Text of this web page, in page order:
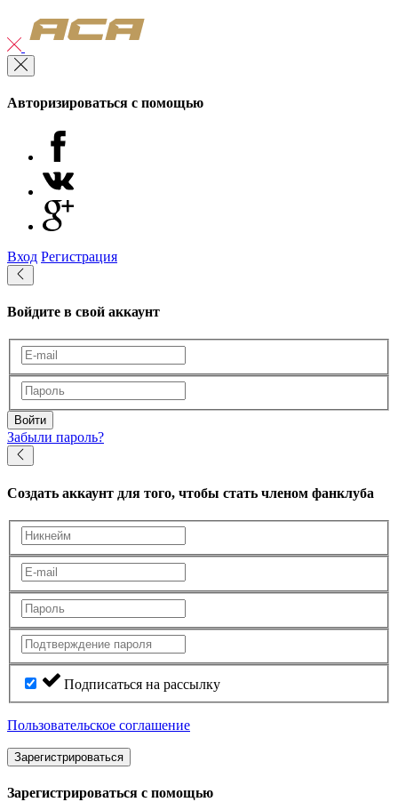
Авторизироваться с помощью
Вход Регистрация
Войдите в свой аккаунт
Войти
Забыли пароль?
Создать аккаунт для того, чтобы стать членом фанклуба
Подписаться на рассылку
Пользовательское соглашение
Зарегистрироваться
Зарегистрироваться с помощью